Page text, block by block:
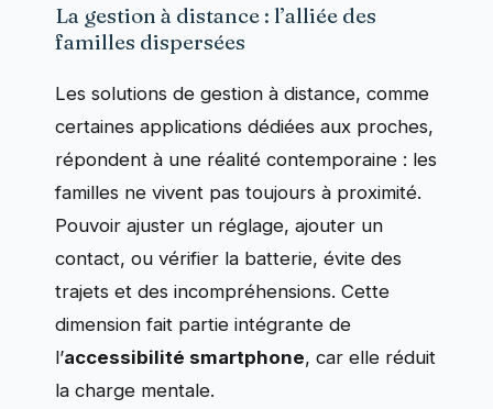
La gestion à distance : l’alliée des
familles dispersées
Les solutions de gestion à distance, comme
certaines applications dédiées aux proches,
répondent à une réalité contemporaine : les
familles ne vivent pas toujours à proximité.
Pouvoir ajuster un réglage, ajouter un
contact, ou vérifier la batterie, évite des
trajets et des incompréhensions. Cette
dimension fait partie intégrante de
l’accessibilité smartphone, car elle réduit
la charge mentale.